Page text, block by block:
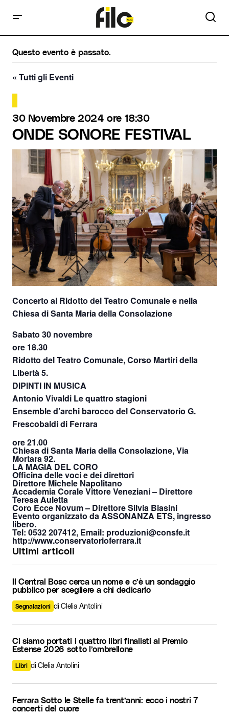
Questo evento è passato.
« Tutti gli Eventi
30 Novembre 2024 ore 18:30
ONDE SONORE FESTIVAL
Concerto al Ridotto del Teatro Comunale e nella
Chiesa di Santa Maria della Consolazione
Sabato 30 novembre
ore 18.30
Ridotto del Teatro Comunale, Corso Martiri della
Libertà 5.
DIPINTI IN MUSICA
Antonio Vivaldi Le quattro stagioni
Ensemble d’archi barocco del Conservatorio G.
Frescobaldi di Ferrara
ore 21.00
Chiesa di Santa Maria della Consolazione, Via
Mortara 92.
LA MAGIA DEL CORO
Officina delle voci e dei direttori
Direttore Michele Napolitano
Accademia Corale Vittore Veneziani – Direttore
Teresa Auletta
Coro Ecce Novum – Direttore Silvia Biasini
Evento organizzato da ASSONANZA ETS, ingresso
libero.
Tel: 0532 207412, Email: produzioni@consfe.it
http://www.conservatorioferrara.it
Ultimi articoli
Il Central Bosc cerca un nome e c’è un sondaggio
pubblico per scegliere a chi dedicarlo
Segnalazioni di Clelia Antolini
Ci siamo portati i quattro libri finalisti al Premio
Estense 2026 sotto l’ombrellone
Libri di Clelia Antolini
Ferrara Sotto le Stelle fa trent’anni: ecco i nostri 7
concerti del cuore